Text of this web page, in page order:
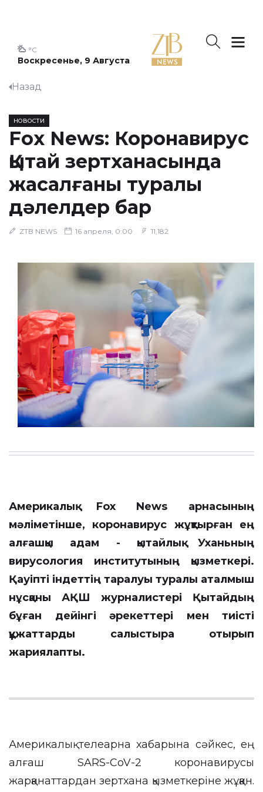
Воскресенье, 9 Августа
°C
Назад
НОВОСТИ
Fox News: Коронавирус
Қытай зертханасында
жасалғаны туралы
дәлелдер бар
ZTB NEWS 16 апреля, 0:00 11,182
Америкалық Fox News арнасының
мәліметінше, коронавирус жұқтырған ең
алғашқы адам - қытайлық Уханьның
вирусология институтының қызметкері.
Қауіпті індеттің таралуы туралы аталмыш
нұсқаны АҚШ журналистері Қытайдың
бұған дейінгі әрекеттері мен тиісті
құжаттарды салыстыра отырып
жариялапты.
Америкалық телеарна хабарына сәйкес, ең
алғаш SARS-CoV-2 коронавирусы
жарқанаттардан зертхана қызметкеріне жұққан.